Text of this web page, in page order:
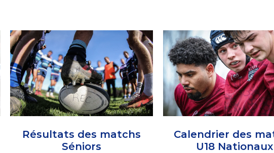
Résultats des matchs
Séniors
Calendrier des
U18 Nationaux